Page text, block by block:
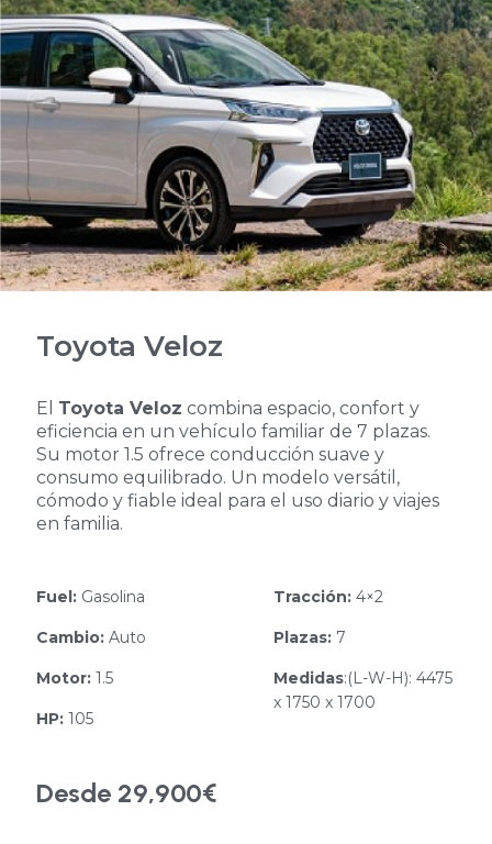
Toyota Veloz
El Toyota Veloz combina espacio, confort y
eficiencia en un vehículo familiar de 7 plazas.
Su motor 1.5 ofrece conducción suave y
consumo equilibrado. Un modelo versátil,
cómodo y fiable ideal para el uso diario y viajes
en familia.
Fuel: Gasolina
Cambio: Auto
Motor: 1.5
HP: 105
Tracción: 4×2
Plazas: 7
Medidas:(L-W-H): 4475
x 1750 x 1700
Desde 29,900€